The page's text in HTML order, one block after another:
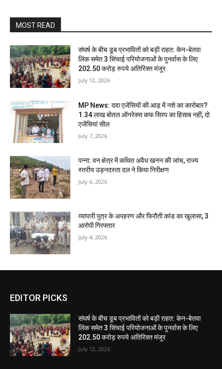
MOST READ
संघर्ष के बीच डूब प्रभावितों को बड़ी राहत: केन-बेतवा
लिंक समेत 3 सिंचाई परियोजनाओं के पुनर्वास के लिए
202.50 करोड़ रुपये अतिरिक्त मंजूर
July 12, 2026
MP News: दवा एजेंसियों की आड़ में नशे का कारोबार?
1.34 लाख बोतल ऑनरेक्स कफ सिरप का हिसाब नहीं, दो
एजेंसियां सील
July 7, 2026
पन्ना: वन क्षेत्र में कथित अवैध खनन की जांच, राज्य
स्तरीय उड़नदस्ता दल ने किया निरीक्षण
July 6, 2026
व्यापारी पुत्र के अपहरण और फिरौती कांड का खुलासा, 3
आरोपी गिरफ्तार
July 4, 2026
EDITOR PICKS
संघर्ष के बीच डूब प्रभावितों को बड़ी राहत: केन-बेतवा
लिंक समेत 3 सिंचाई परियोजनाओं के पुनर्वास के लिए
202.50 करोड़ रुपये अतिरिक्त मंजूर
July 12, 2026